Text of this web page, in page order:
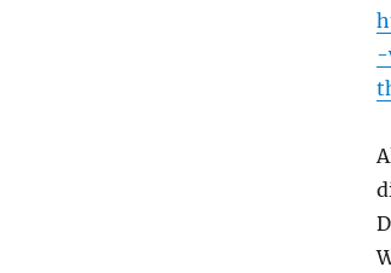
-